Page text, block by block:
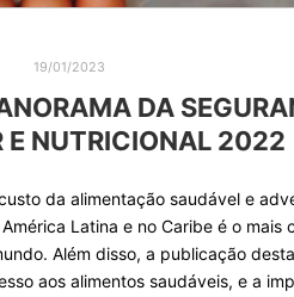
19/01/2023
DA
E NUTRICIONAL 2022
da alimentação saudável e
Latina e no Caribe é o mais
Além disso, a publicação
aos alimentos saudáveis, e a